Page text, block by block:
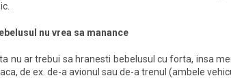
nu vrea sa manance
nu ar trebui sa hranesti bebelusul cu forta, insa
de ex. de-a avionul sau de-a trenul (ambele